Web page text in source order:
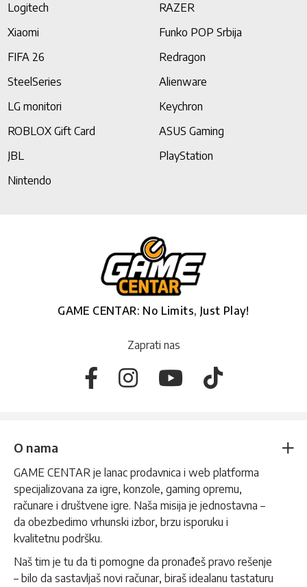
Logitech
RAZER
Xiaomi
Funko POP Srbija
FIFA 26
Redragon
SteelSeries
Alienware
LG monitori
Keychron
ROBLOX Gift Card
ASUS Gaming
JBL
PlayStation
Nintendo
GAME CENTAR: No Limits, Just Play!
Zaprati nas
O nama
GAME CENTAR je lanac prodavnica i web platforma
specijalizovana za igre, konzole, gaming opremu,
računare i društvene igre. Naša misija je jednostavna –
da obezbedimo vrhunski izbor, brzu isporuku i
kvalitetnu podršku.
Naš tim je tu da ti pomogne da pronađeš pravo rešenje
– bilo da sastavljaš novi računar, biraš idealanu tastaturu